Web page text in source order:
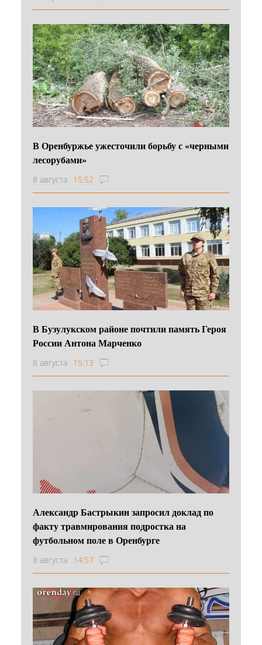
В Оренбуржье ужесточили борьбу с «черными
лесорубами»
8 августа 15:52
В Бузулукском районе почтили память Героя
России Антона Марченко
8 августа 15:13
Александр Бастрыкин запросил доклад по
факту травмирования подростка на
футбольном поле в Оренбурге
8 августа 14:57